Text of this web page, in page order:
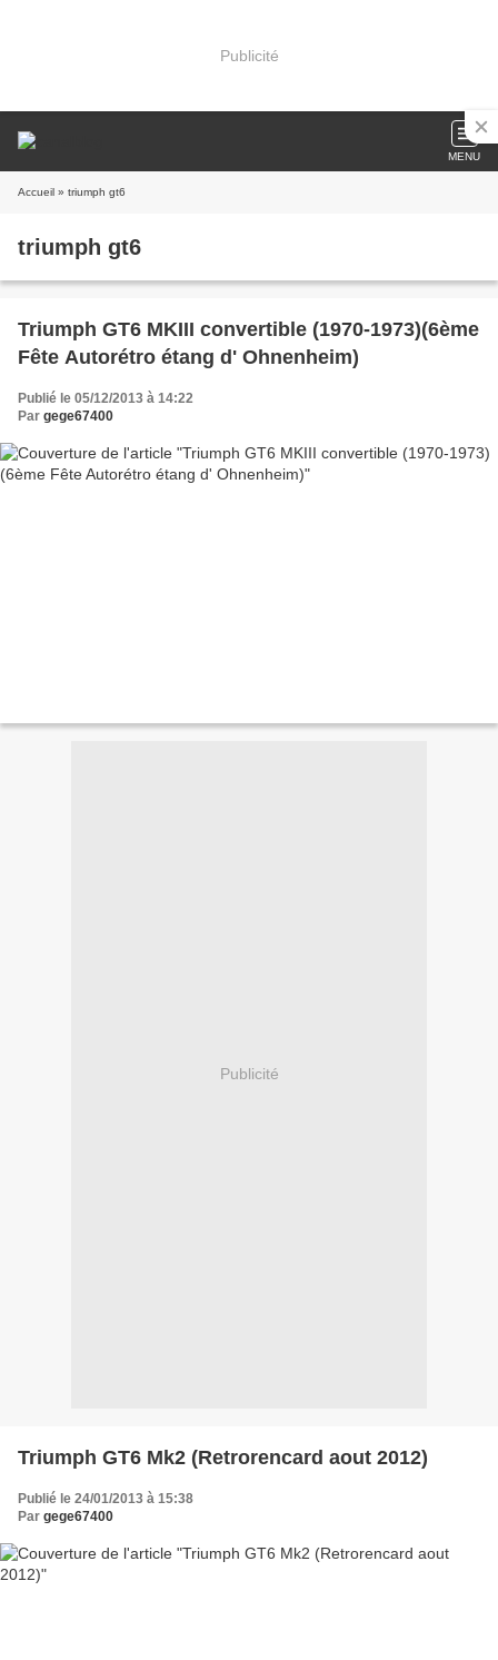
Publicité
MENU
Accueil » triumph gt6
triumph gt6
Triumph GT6 MKIII convertible (1970-1973)(6ème
Fête Autorétro étang d' Ohnenheim)
Publié le 05/12/2013 à 14:22
Par gege67400
Publicité
Triumph GT6 Mk2 (Retrorencard aout 2012)
Publié le 24/01/2013 à 15:38
Par gege67400